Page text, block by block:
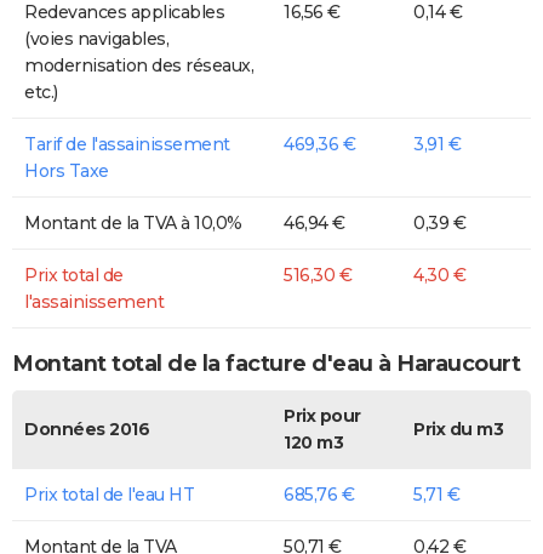
Redevances applicables
(voies navigables,
modernisation des réseaux,
etc.)
16,56 € 0,14 €
Tarif de l'assainissement
Hors Taxe
469,36 € 3,91 €
Montant de la TVA à 10,0% 46,94 € 0,39 €
Prix total de
l'assainissement
516,30 € 4,30 €
Montant total de la facture d'eau à Haraucourt
Données 2016
Prix pour
120 m3
Prix du m3
Prix total de l'eau HT 685,76 € 5,71 €
Montant de la TVA 50,71 € 0,42 €